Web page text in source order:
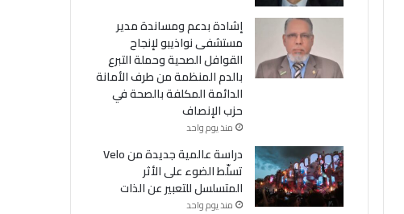
إشادة بدعم ومساندة مدير
مستشفى نواذيبو لإنجاح
القوافل الصحية وحملة التبرع
بالدم المنظمة من طرف الأمانة
الدائمة المكلفة بالصحة في
حزب الإنصاف
منذ يوم واحد
دراسة عالمية جديدة من Velo
تسلّط الضوء على الأثر
المتسلسل للتعبير عن الذات
منذ يوم واحد